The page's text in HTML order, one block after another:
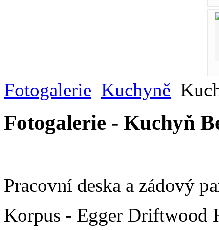
Fotogalerie Kuchyně
Fotogalerie - Kuchyň
Pracovní deska a zádový
Korpus - Egger Driftwood